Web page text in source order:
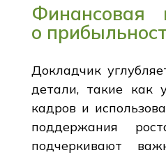
Финансовая
о
Докладчик
детали, такие как
кадров и
поддержания
подчеркивают